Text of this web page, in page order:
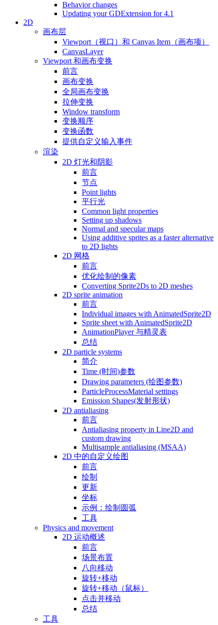
Behavior changes
Updating your GDExtension for 4.1
2D
画布层
Viewport（视口）和 Canvas Item（画布项）
CanvasLayer
Viewport 和画布变换
前言
画布变换
全局画布变换
拉伸变换
Window transform
变换顺序
变换函数
提供自定义输入事件
渲染
2D 灯光和阴影
前言
节点
Point lights
平行光
Common light properties
Setting up shadows
Normal and specular maps
Using additive sprites as a faster alternative
to 2D lights
2D 网格
前言
优化绘制的像素
Converting Sprite2Ds to 2D meshes
2D sprite animation
前言
Individual images with AnimatedSprite2D
Sprite sheet with AnimatedSprite2D
AnimationPlayer 与精灵表
总结
2D particle systems
简介
Time (时间)参数
Drawing parameters (绘图参数)
ParticleProcessMaterial settings
Emission Shapes(发射形状)
2D antialiasing
前言
Antialiasing property in Line2D and
custom drawing
Multisample antialiasing (MSAA)
2D 中的自定义绘图
前言
绘制
更新
坐标
示例：绘制圆弧
工具
Physics and movement
2D 运动概述
前言
场景布置
八向移动
旋转+移动
旋转+移动（鼠标）
点击并移动
总结
工具